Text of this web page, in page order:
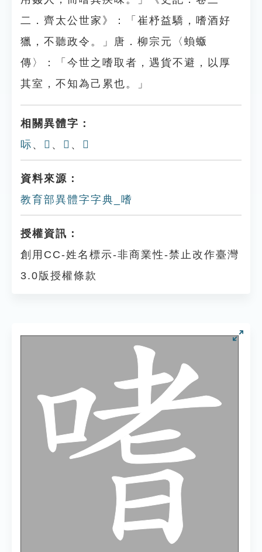
二．齊太公世家》：「崔杼益驕，嗜酒好
獵，不聽政令。」唐．柳宗元〈蝜蝂
傳〉：「今世之嗜取者，遇貨不避，以厚
其室，不知為己累也。」
相關異體字：
呩 、 𨢍 、 𩝙 、 𦞯
資料來源：
教育部異體字字典_嗜
授權資訊：
創用CC-姓名標示-非商業性-禁止改作臺灣
3.0版授權條款